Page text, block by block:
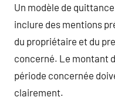
Un modèle de
inclure des mentions
du propriétaire et du
concerné. Le montant
période concernée
clairement.